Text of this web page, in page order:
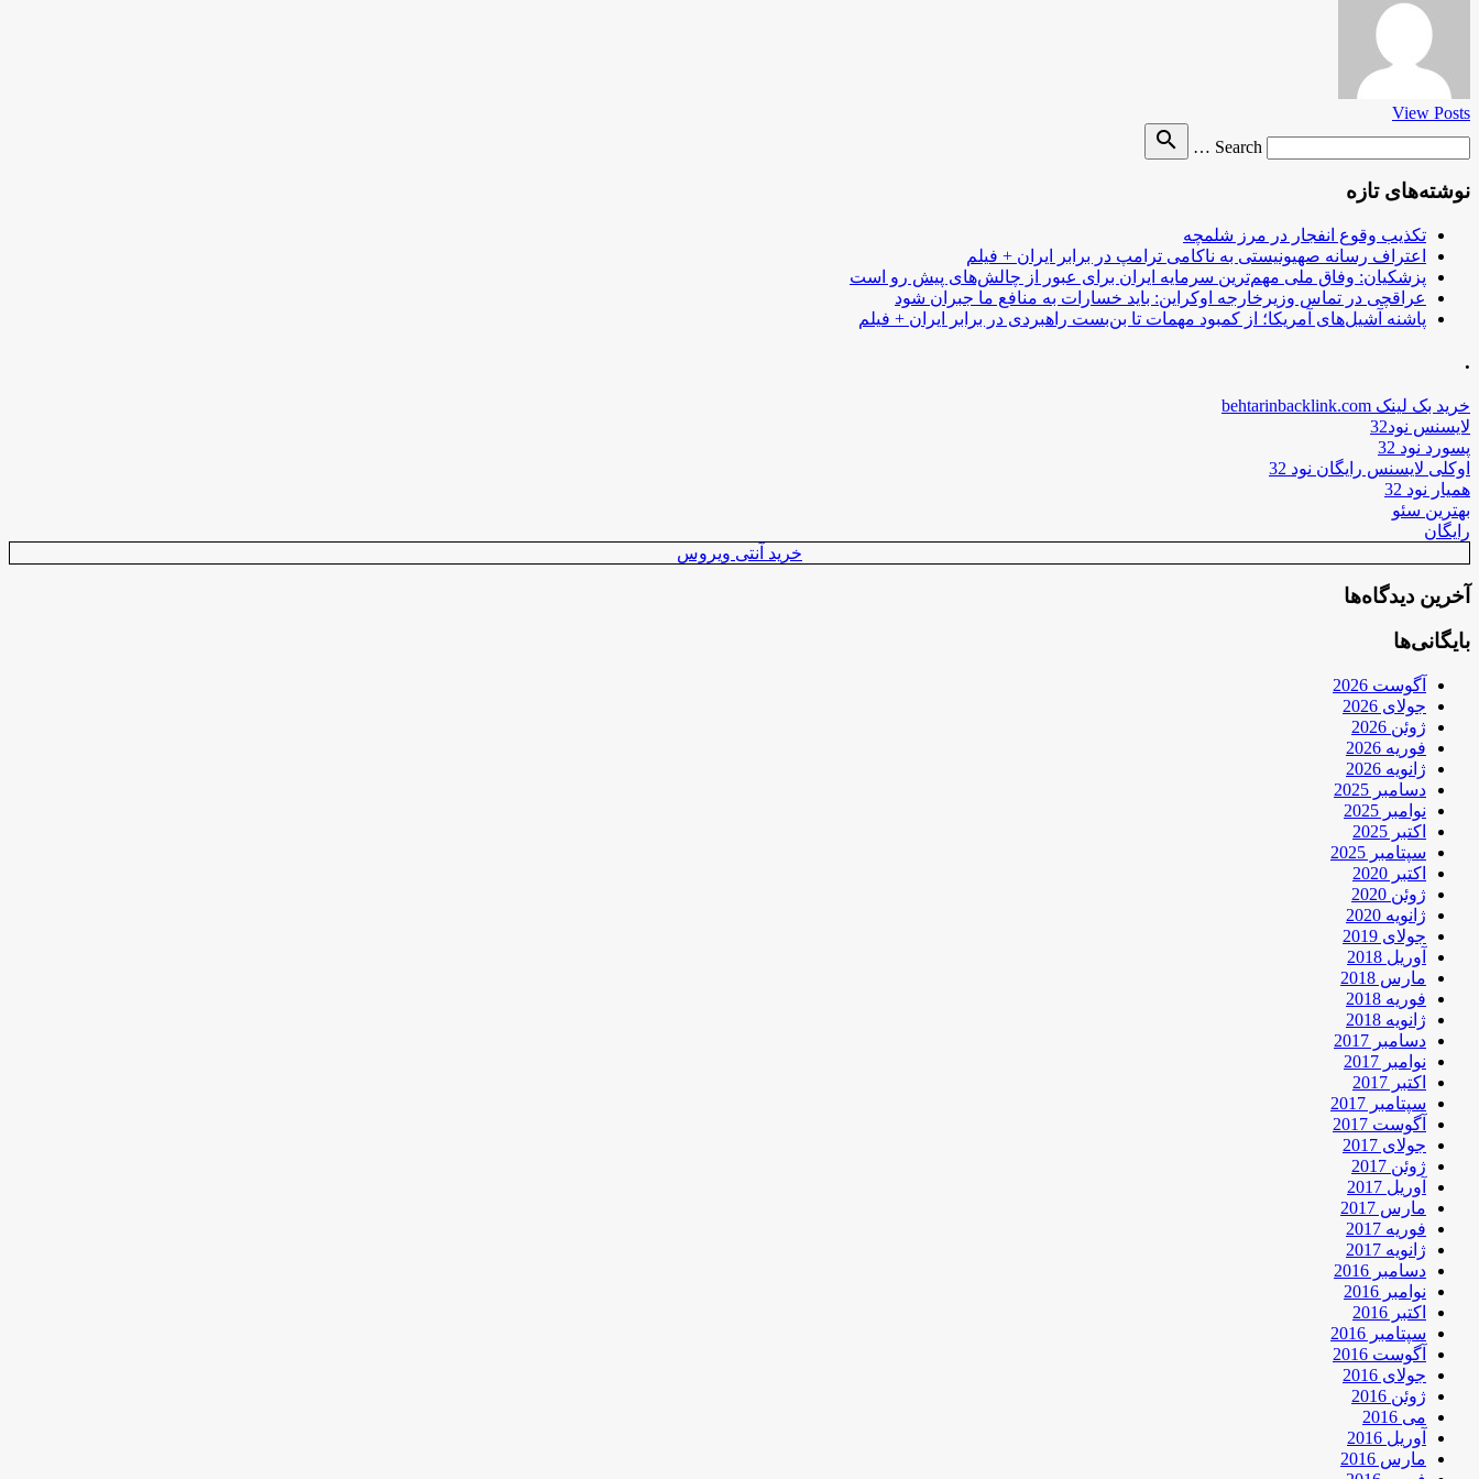
View Posts
Search …
search
نوشته‌های تازه
تکذیب وقوع انفجار در مرز شلمچه
اعتراف رسانه صهیونیستی به ناکامی ترامپ در برابر ایران + فیلم
پزشکیان: وفاق ملی مهم‌ترین سرمایه ایران برای عبور از چالش‌های پیش رو است
عراقچی در تماس وزیرخارجه اوکراین: باید خسارات به منافع ما جبران شود
پاشنه آشیل‌های آمریکا؛ از کمبود مهمات تا بن‌بست راهبردی در برابر ایران + فیلم
.
خرید بک لینک behtarinbacklink.com
لایسنس نود32
پسورد نود 32
اوکلی لایسنس رایگان نود 32
همیار نود 32
بهترین سئو
رایگان
خرید آنتی ویروس
آخرین دیدگاه‌ها
بایگانی‌ها
آگوست 2026
جولای 2026
ژوئن 2026
فوریه 2026
ژانویه 2026
دسامبر 2025
نوامبر 2025
اکتبر 2025
سپتامبر 2025
اکتبر 2020
ژوئن 2020
ژانویه 2020
جولای 2019
آوریل 2018
مارس 2018
فوریه 2018
ژانویه 2018
دسامبر 2017
نوامبر 2017
اکتبر 2017
سپتامبر 2017
آگوست 2017
جولای 2017
ژوئن 2017
آوریل 2017
مارس 2017
فوریه 2017
ژانویه 2017
دسامبر 2016
نوامبر 2016
اکتبر 2016
سپتامبر 2016
آگوست 2016
جولای 2016
ژوئن 2016
می 2016
آوریل 2016
مارس 2016